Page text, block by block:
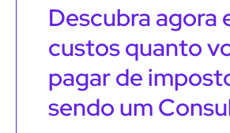
Descubra agora
custos quanto
pagar de
sendo um